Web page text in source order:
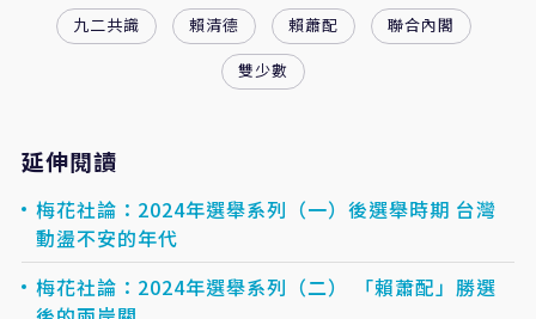
九二共識 賴清德 賴蕭配
聯合內閣
雙少數
延伸閱讀
梅花社論：2024年選舉系列（一）後選舉時期 台灣
動盪不安的年代
梅花社論：2024年選舉系列（二） 「賴蕭配」勝選